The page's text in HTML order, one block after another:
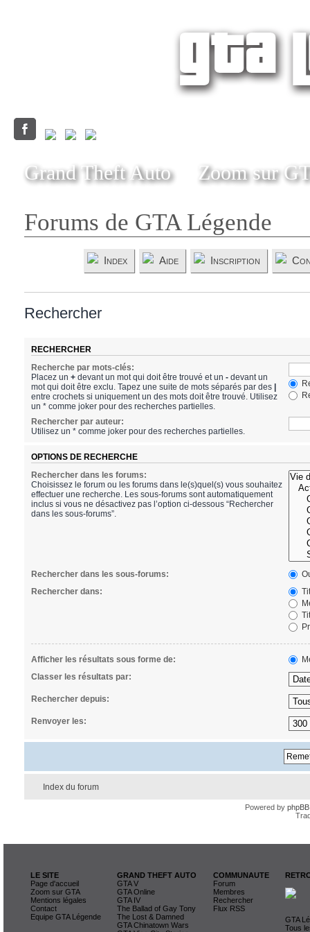
Grand Theft Auto Zoom sur
Forums de GTA Légende
Index Aide Inscription
Rechercher
RECHERCHER
Recherche par mots-clés:
Placez un +devant un mot qui doit être trouvé et un -devant un
mot qui doit être exclu. Tapez une suite de mots séparés par des
entre crochets si uniquement un des mots doit être trouvé. Utilisez
un * comme joker pour des recherches partielles.
Rechercher par auteur:
Utilisez un * comme joker pour des recherches partielles.
OPTIONS DE RECHERCHE
Rechercher dans les forums:
Choisissez le forum ou les forums dans le(s)quel(s) vous souhaitez
effectuer une recherche. Les sous-forums sont automatiquement
inclus si vous ne désactivez pas l’option ci-dessous “Rechercher
dans les sous-forums”.
Rechercher dans les sous-forums:
Rechercher dans:
Afficher les résultats sous forme de:
Classer les résultats par:
Rechercher depuis:
Renvoyer les:
Index du forum
Powered by phpBB
LE SITE
Page d'accueil
Zoom sur GTA
Mentions légales
Contact
Equipe GTA Légende
GRAND THEFT AUTO
GTA V
GTA Online
GTA IV
The Ballad of Gay Tony
The Lost & Damned
GTA Chinatown Wars
COMMUNAUTE
Forum
Membres
Rechercher
Flux RSS
GTA
Tous